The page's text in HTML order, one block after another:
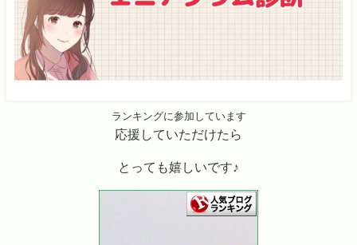
ランキングに参加しています
応援していただけたら
とっても嬉しいです♪